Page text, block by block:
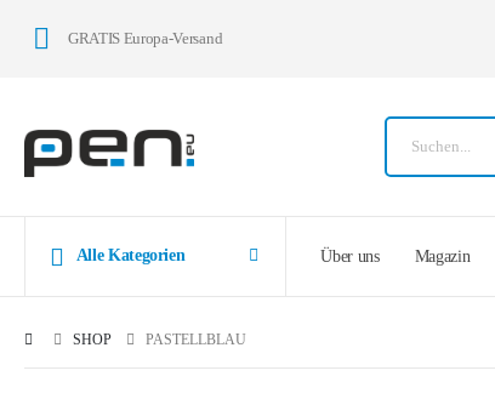
GRATIS Europa-Versand
Alle Kategorien Über uns Magazin
SHOP PASTELLBLAU